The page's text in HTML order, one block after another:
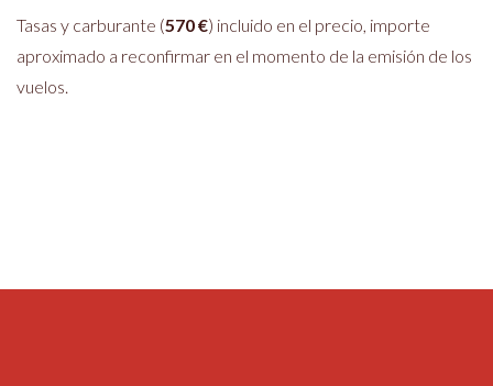
Tasas y carburante (570 €) incluido en el precio, importe
aproximado a reconfirmar en el momento de la emisión de los
vuelos.